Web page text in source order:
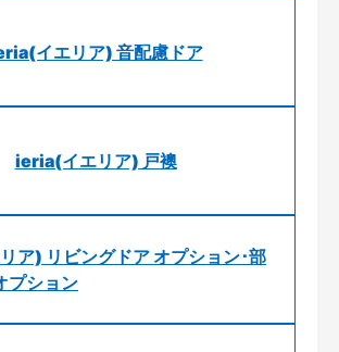
イエリア) 音配慮ドア
ieria(イエリア) 戸襖
ア) リビングドア オプション･部
プション